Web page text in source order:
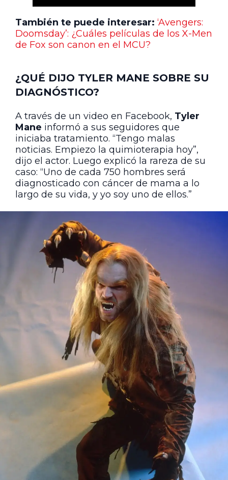
También te puede interesar: ‘Avengers:
Doomsday’: ¿Cuáles películas de los X-Men
de Fox son canon en el MCU?
¿QUÉ DIJO TYLER MANE SOBRE SU
DIAGNÓSTICO?
A través de un video en Facebook, Tyler
Mane informó a sus seguidores que
iniciaba tratamiento. “Tengo malas
noticias. Empiezo la quimioterapia hoy”,
dijo el actor. Luego explicó la rareza de su
caso: “Uno de cada 750 hombres será
diagnosticado con cáncer de mama a lo
largo de su vida, y yo soy uno de ellos.”